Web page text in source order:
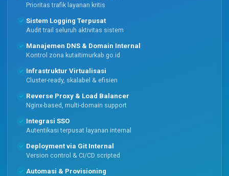
Prioritas trafik layanan kritis
Sistem Logging Terpusat
Audit trail seluruh aktivitas sistem
Manajemen DNS & Domain Internal
Kontrol zona kutaitimurkab.go.id
Infrastruktur Virtualisasi
Cluster-ready, skalabel & efisien
Reverse Proxy & Load Balancer
Nginx-based, multi-domain support
Integrasi SSO
Autentikasi terpusat layanan internal
Deployment via Git Internal
Version control & CI/CD scripted
Automasi & Provisioning